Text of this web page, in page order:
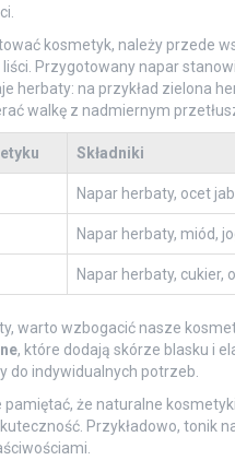
kosmetyk, należy przede
liści. Przygotowany napar
herbaty: na przykład zielona
walkę z nadmiernym
Składniki
Napar herbaty, ocet
Napar herbaty, miód,
Napar herbaty, cukier,
warto wzbogacić nasze
, które dodają skórze blasku i
do indywidualnych potrzeb.
pamiętać, że naturalne
Przykładowo, tonik